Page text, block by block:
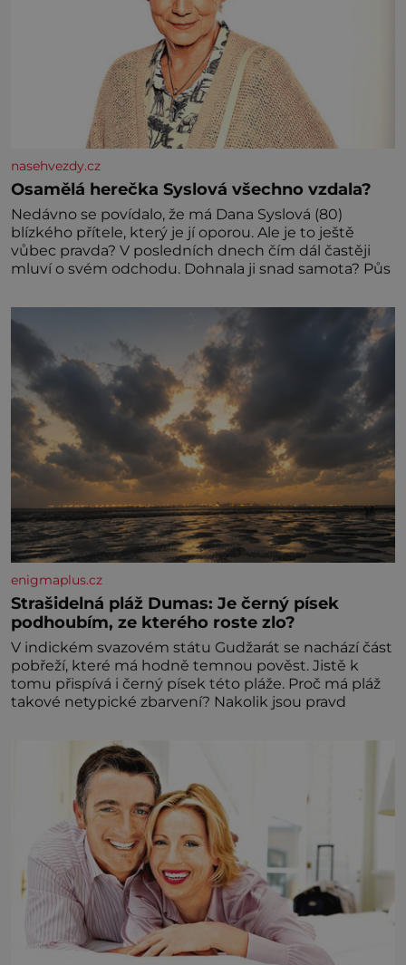
nasehvezdy.cz
Osamělá herečka Syslová všechno vzdala?
Nedávno se povídalo, že má Dana Syslová (80)
blízkého přítele, který je jí oporou. Ale je to ještě
vůbec pravda? V posledních dnech čím dál častěji
mluví o svém odchodu. Dohnala ji snad samota? Půs
enigmaplus.cz
Strašidelná pláž Dumas: Je černý písek
podhoubím, ze kterého roste zlo?
V indickém svazovém státu Gudžarát se nachází část
pobřeží, které má hodně temnou pověst. Jistě k
tomu přispívá i černý písek této pláže. Proč má pláž
takové netypické zbarvení? Nakolik jsou pravd